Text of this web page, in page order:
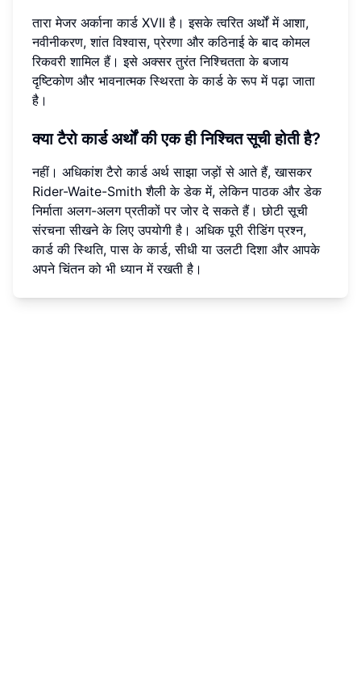
तारा मेजर अर्काना कार्ड XVII है। इसके त्वरित अर्थों में आशा,
नवीनीकरण, शांत विश्वास, प्रेरणा और कठिनाई के बाद कोमल
रिकवरी शामिल हैं। इसे अक्सर तुरंत निश्चितता के बजाय
दृष्टिकोण और भावनात्मक स्थिरता के कार्ड के रूप में पढ़ा जाता
है।
क्या टैरो कार्ड अर्थों की एक ही निश्चित सूची होती है?
नहीं। अधिकांश टैरो कार्ड अर्थ साझा जड़ों से आते हैं, खासकर
Rider-Waite-Smith शैली के डेक में, लेकिन पाठक और डेक
निर्माता अलग-अलग प्रतीकों पर जोर दे सकते हैं। छोटी सूची
संरचना सीखने के लिए उपयोगी है। अधिक पूरी रीडिंग प्रश्न,
कार्ड की स्थिति, पास के कार्ड, सीधी या उलटी दिशा और आपके
अपने चिंतन को भी ध्यान में रखती है।